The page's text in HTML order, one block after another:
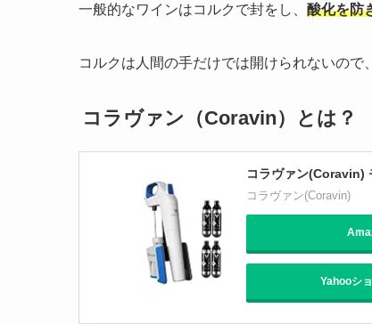
一般的なワインはコルクで封をし、 酸化を防
コルクは人間の手だけでは開けられないので
コラヴァン（Coravin）とは？
コラヴァン(Coravin)
コラヴァン(Coravin)
Yahooシ